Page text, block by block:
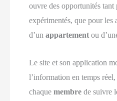
ouvre des opportunités tant
expérimentés, que pour les
d’unappartement ou
Le site et son application
l’information en temps
chaquemembre de suivre